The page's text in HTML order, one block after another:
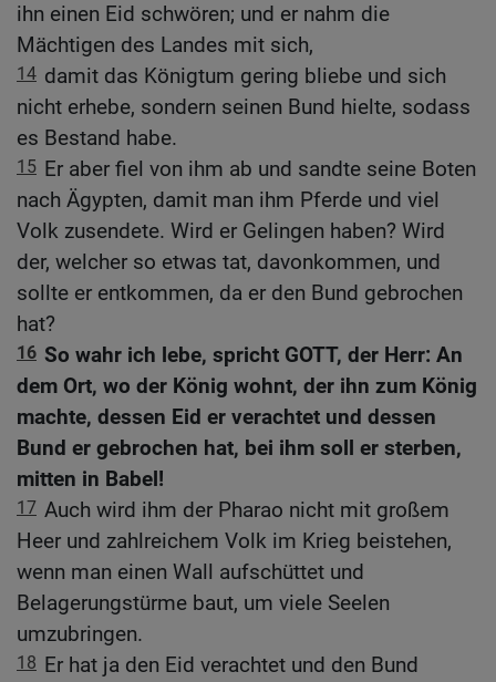
ihn einen Eid schwören; und er nahm die
Mächtigen des Landes mit sich,
14 damit das Königtum gering bliebe und sich
nicht erhebe, sondern seinen Bund hielte, sodass
es Bestand habe.
15 Er aber fiel von ihm ab und sandte seine Boten
nach Ägypten, damit man ihm Pferde und viel
Volk zusendete. Wird er Gelingen haben? Wird
der, welcher so etwas tat, davonkommen, und
sollte er entkommen, da er den Bund gebrochen
hat?
16 So wahr ich lebe, spricht GOTT, der Herr: An
dem Ort, wo der König wohnt, der ihn zum König
machte, dessen Eid er verachtet und dessen
Bund er gebrochen hat, bei ihm soll er sterben,
mitten in Babel!
17 Auch wird ihm der Pharao nicht mit großem
Heer und zahlreichem Volk im Krieg beistehen,
wenn man einen Wall aufschüttet und
Belagerungstürme baut, um viele Seelen
umzubringen.
18 Er hat ja den Eid verachtet und den Bund